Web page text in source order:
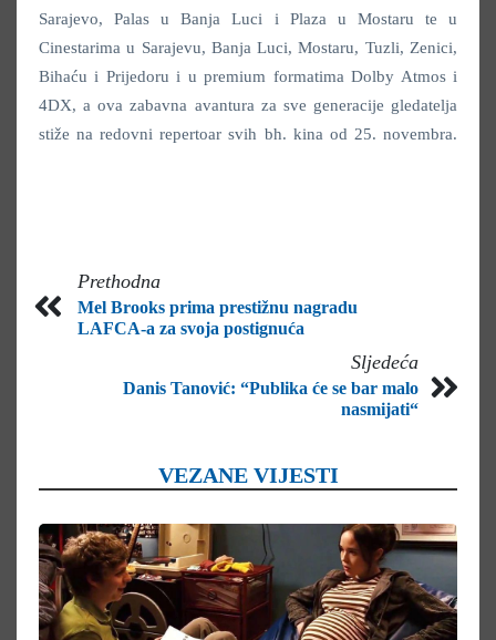
Sarajevo, Palas u Banja Luci i Plaza u Mostaru te u
Cinestarima u Sarajevu, Banja Luci, Mostaru, Tuzli, Zenici,
Bihaću i Prijedoru i u premium formatima Dolby Atmos i
4DX, a ova zabavna avantura za sve generacije gledatelja
stiže na redovni repertoar svih bh. kina od 25. novembra.
Prethodna
Mel Brooks prima prestižnu nagradu
LAFCA-a za svoja postignuća
Sljedeća
Danis Tanović: “Publika će se bar malo
nasmijati“
VEZANE VIJESTI